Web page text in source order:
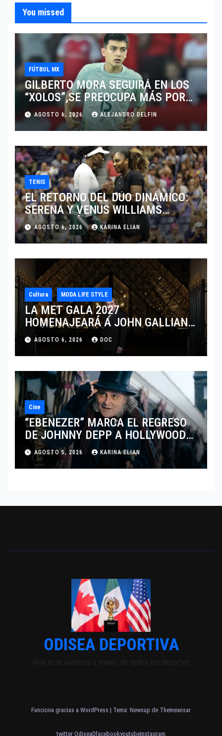
You missed
FÚTBOL MX
GILBERTO MORA SEGUIRÁ EN LOS
“XOLOS”,SE PREOCUPA MÁS POR
JUGAR EN SU EQUIPO.
AGOSTO 6, 2026 ALEJANDRO DELFIN
TENIS
EL RETORNO DEL DÚO DINÁMICO:
SERENA Y VENUS WILLIAMS
DISPUTARÁN LOS DOBLES EN
CINCINNATI 2026
AGOSTO 6, 2026 KARINA ELIAN
Cultura MODA LIFE STYLE
LA MET GALA 2027
HOMENAJEARÁ A JOHN GALLIANO
MARCANDO EL REGRESO DEL REY
DEL DRAMATISMO
AGOSTO 6, 2026 DOC
Cine
“EBENEZER” MARCA EL REGRESO
DE JOHNNY DEPP A HOLLYWOOD
TRAS SU PASO POR EL CINE
INDEPENDIENTE EUROPEO
AGOSTO 5, 2026 KARINA ELIAN
ODISEA DEPORTIVA
Vive esta aventura a través de todos los deportes
Funciona gracias a WordPress | Tema: Newsup de Themeansar
twitter OdiseaDfacebookyoutubeInstagram